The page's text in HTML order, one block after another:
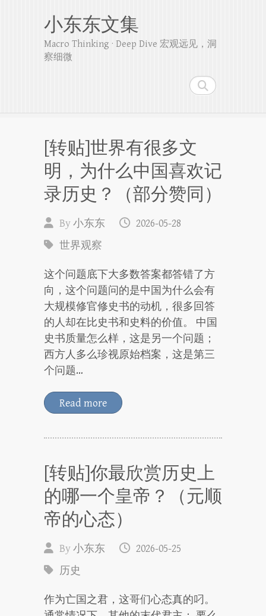
Search
小东东文集
Macro Thinking · Deep Dive 宏观远见，洞
察细微
[转贴]世界有很多文
明，为什么中国喜欢记
录历史？（部分赞同）
By小东东
2026-05-28
世界观察
这个问题底下大多数答案都答错了方
向，这个问题问的是中国为什么会有
大规模修官修史书的动机，很多回答
的人却在比史书和史料的价值。 中国
史书质量怎么样，这是另一个问题；
西方人多么珍视原始档案，这是第三
个问题…
Read more
[转贴]你最欣赏历史上
的哪一个皇帝？（元顺
帝的心态）
By小东东
2026-05-25
历史
作为亡国之君，这哥们心态真的叼。